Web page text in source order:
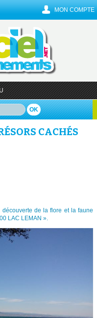
MON COMPTE
OK
CACHÉS
de la flore et la faune
LAC LEMAN ».